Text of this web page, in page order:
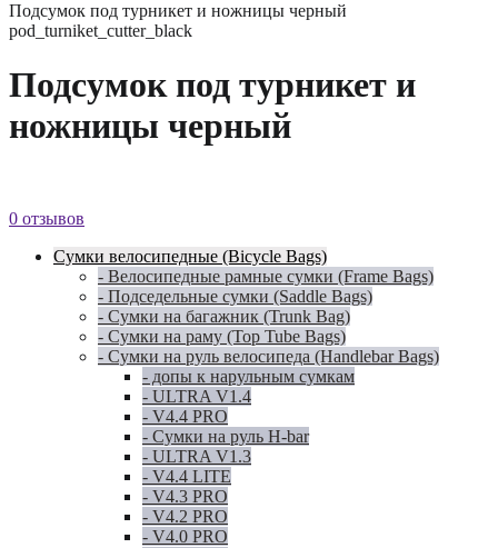
Подсумок под турникет и ножницы черный
pod_turniket_cutter_black
Подсумок под турникет и
ножницы черный
0 отзывов
Сумки велосипедные (Bicycle Bags)
- Велосипедные рамные сумки (Frame Bags)
- Подседельные сумки (Saddle Bags)
- Сумки на багажник (Trunk Bag)
- Сумки на раму (Top Tube Bags)
- Сумки на руль велосипеда (Handlebar Bags)
- допы к нарульным сумкам
- ULTRA V1.4
- V4.4 PRO
- Сумки на руль H-bar
- ULTRA V1.3
- V4.4 LITE
- V4.3 PRO
- V4.2 PRO
- V4.0 PRO